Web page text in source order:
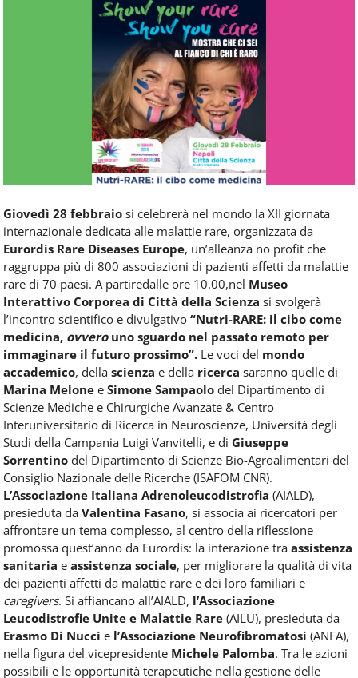
Giovedì 28 febbraio si celebrerà nel mondo la XII giornata
internazionale dedicata alle malattie rare, organizzata da
Eurordis Rare Diseases Europe, un’alleanza no profit che
raggruppa più di 800 associazioni di pazienti affetti da malattie
rare di 70 paesi. A partiredalle ore 10.00,nel Museo
Interattivo Corporea di Città della Scienza si svolgerà
l’incontro scientifico e divulgativo “Nutri-RARE: il cibo come
medicina, ovverouno sguardo nel passato remoto per
immaginare il futuro prossimo”. Le voci del mondo
accademico, della scienza e della ricerca saranno quelle di
Marina Melone e Simone Sampaolo del Dipartimento di
Scienze Mediche e Chirurgiche Avanzate & Centro
Interuniversitario di Ricerca in Neuroscienze, Università degli
Studi della Campania Luigi Vanvitelli, e di Giuseppe
Sorrentino del Dipartimento di Scienze Bio-Agroalimentari del
Consiglio Nazionale delle Ricerche (ISAFOM CNR).
L’Associazione Italiana Adrenoleucodistrofia (AIALD),
presieduta da Valentina Fasano, si associa ai ricercatori per
affrontare un tema complesso, al centro della riflessione
promossa quest’anno da Eurordis: la interazione tra assistenza
sanitaria e assistenza sociale, per migliorare la qualità di vita
dei pazienti affetti da malattie rare e dei loro familiari e
caregivers. Si affiancano all’AIALD, l’Associazione
Leucodistrofie Unite e Malattie Rare (AILU), presieduta da
Erasmo Di Nucci e l’Associazione Neurofibromatosi (ANFA),
nella figura del vicepresidente Michele Palomba. Tra le azioni
possibili e le opportunità terapeutiche nella gestione delle